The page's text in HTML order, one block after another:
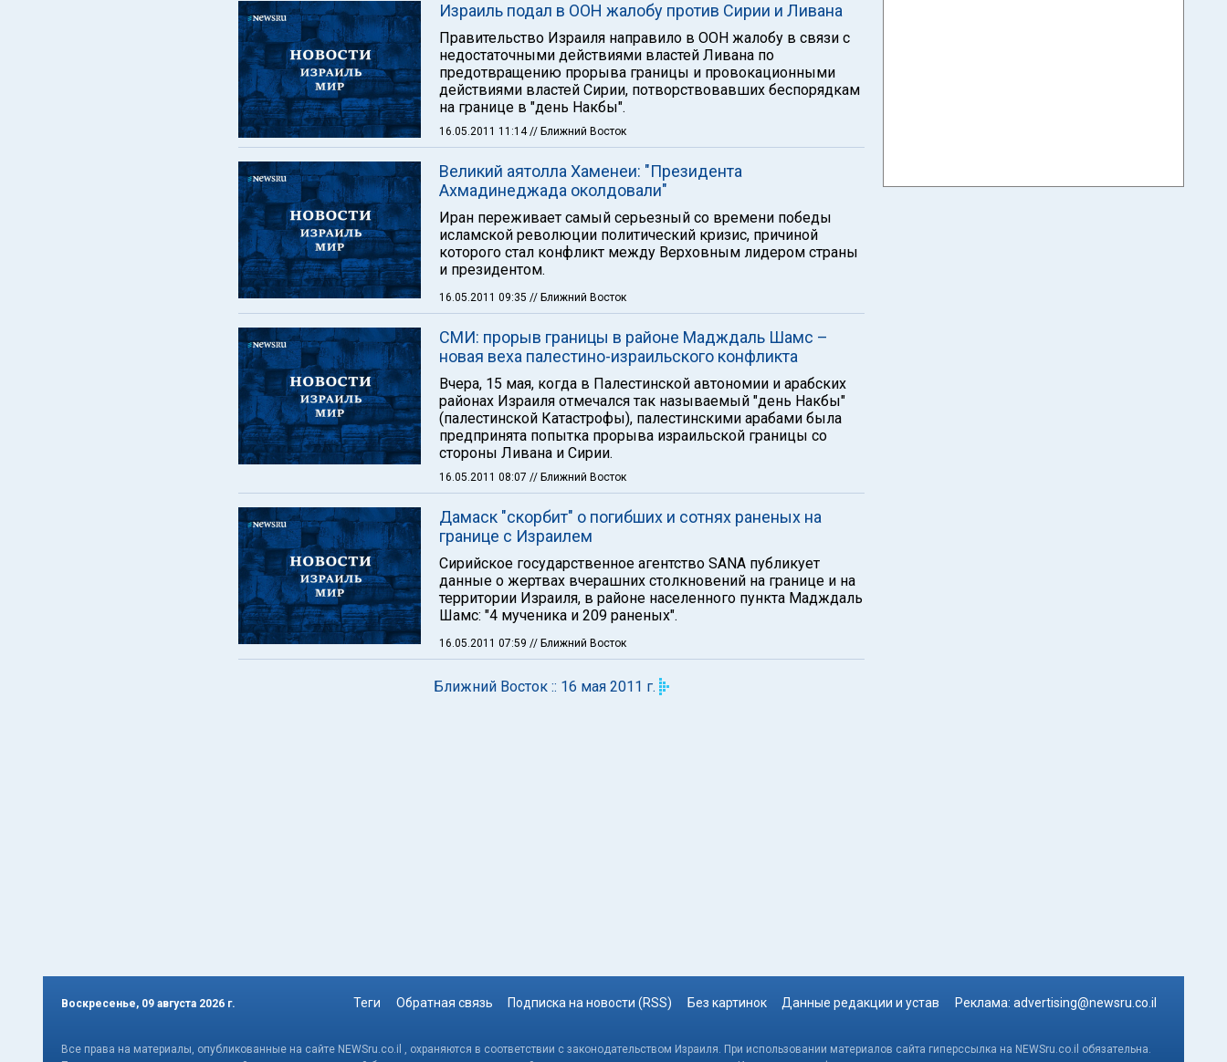
Израиль подал в ООН жалобу против Сирии и Ливана
Правительство Израиля направило в ООН жалобу в связи с
недостаточными действиями властей Ливана по
предотвращению прорыва границы и провокационными
действиями властей Сирии, потворствовавших беспорядкам
на границе в "день Накбы".
16.05.2011 11:14// Ближний Восток
Великий аятолла Хаменеи: "Президента
Ахмадинеджада околдовали"
Иран переживает самый серьезный со времени победы
исламской революции политический кризис, причиной
которого стал конфликт между Верховным лидером страны
и президентом.
16.05.2011 09:35 // Ближний Восток
СМИ: прорыв границы в районе Мадждаль Шамс –
новая веха палестино-израильского конфликта
Вчера, 15 мая, когда в Палестинской автономии и арабских
районах Израиля отмечался так называемый "день Накбы"
(палестинской Катастрофы), палестинскими арабами была
предпринята попытка прорыва израильской границы со
стороны Ливана и Сирии.
16.05.2011 08:07 // Ближний Восток
Дамаск "скорбит" о погибших и сотнях раненых на
границе с Израилем
Сирийское государственное агентство SANA публикует
данные о жертвах вчерашних столкновений на границе и на
территории Израиля, в районе населенного пункта Мадждаль
Шамс: "4 мученика и 209 раненых".
16.05.2011 07:59 // Ближний Восток
Ближний Восток :: 16 мая 2011 г.
Воскресенье, 09 августа 2026 г. Теги Обратная связь Подписка на новости (RSS) Без картинок Данные редакции и устав Реклама: advertising@newsru.co.il
Все права на материалы, опубликованные на сайте NEWSru.co.il , охраняются в соответствии с законодательством Израиля. При использовании материалов сайта гиперссылка на NEWSru.co.il обязательна.